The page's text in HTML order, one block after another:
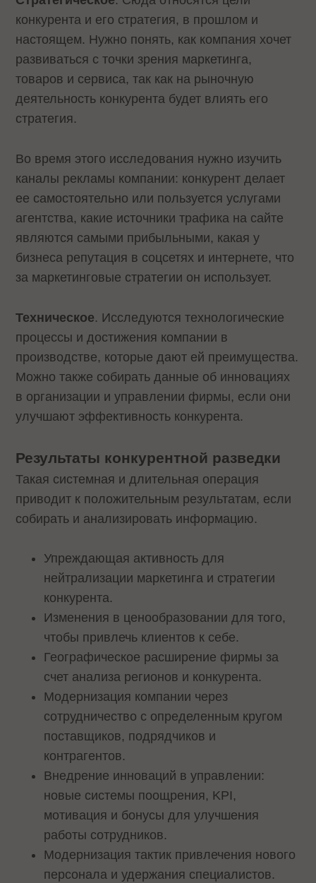
конкурента и его стратегия, в прошлом и
настоящем. Нужно понять, как компания хочет
развиваться с точки зрения маркетинга,
товаров и сервиса, так как на рыночную
деятельность конкурента будет влиять его
стратегия.
Во время этого исследования нужно изучить
каналы рекламы компании: конкурент делает
ее самостоятельно или пользуется услугами
агентства, какие источники трафика на сайте
являются самыми прибыльными, какая у
бизнеса репутация в соцсетях и интернете, что
за маркетинговые стратегии он использует.
Техническое. Исследуются технологические
процессы и достижения компании в
производстве, которые дают ей преимущества.
Можно также собирать данные об инновациях
в организации и управлении фирмы, если они
улучшают эффективность конкурента.
Результаты конкурентной разведки
Такая системная и длительная операция
приводит к положительным результатам, если
собирать и анализировать информацию.
Упреждающая активность для
нейтрализации маркетинга и стратегии
конкурента.
Изменения в ценообразовании для того,
чтобы привлечь клиентов к себе.
Географическое расширение фирмы за
счет анализа регионов и конкурента.
Модернизация компании через
сотрудничество с определенным кругом
поставщиков, подрядчиков и
контрагентов.
Внедрение инноваций в управлении:
новые системы поощрения, KPI,
мотивация и бонусы для улучшения
работы сотрудников.
Модернизация тактик привлечения нового
персонала и удержания специалистов.